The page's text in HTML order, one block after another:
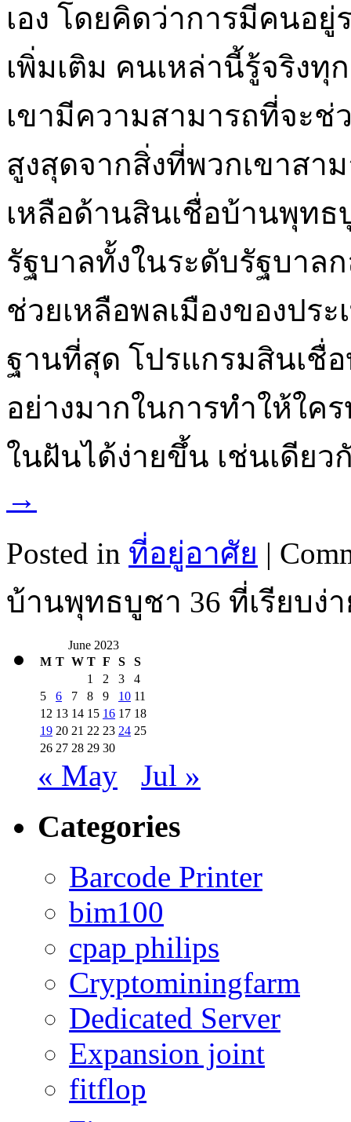
เอง โดยคิดว่าการมีคนอ
เพิ่มเติม คนเหล่านี้รู้จริงทุ
เขามีความสามารถที่จะ
สูงสุดจากสิ่งที่พวกเขาสา
เหลือด้านสินเชื่อบ้านพุท
รัฐบาลทั้งในระดับรัฐบาล
ช่วยเหลือพลเมืองของปร
ฐานที่สุด โปรแกรมสินเชื่
อย่างมากในการทำให้ใค
ในฝันได้ง่ายขึ้น เช่นเดีย
→
Posted in ที่อยู่อาศัย |
บ้านพุทธบูชา 36 ที่เรียบง่
June 2023
M T W T F S
S
1
2 3
4
5
6 7 8 9 10 11
12 13 14 15 16 17 18
19 20 21 22 23 24 25
26 27 28 29 30
« May Jul »
Categories
Barcode Printer
bim100
cpap philips
Cryptominingfarm
Dedicated Server
Expansion joint
fitflop